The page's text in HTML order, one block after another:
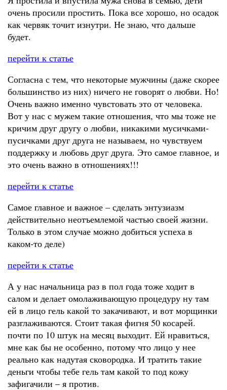
очень просили простить. Пока все хорошо, но осадок
как червяк точит изнутри. Не знаю, что дальше
будет.
перейти к статье
Согласна с тем, что некоторые мужчины (даже скорее
большинство из них) ничего не говорят о любви. Но!
Очень важно именно чувстовать это от человека.
Вот у нас с мужем такие отношения, что мы тоже не
кричим друг другу о любви, никакими мусичками-
пусичками друг друга не называем, но чувствуем
поддержку и любовь друг друга. Это самое главное, и
это очень важно в отношениях!!!
перейти к статье
Самое главное и важное – сделать энтузиазм
действительно неотъемлемой частью своей жизни.
Только в этом случае можно добиться успеха в
каком-то деле)
перейти к статье
А у нас начальница раз в пол года тоже ходит в
салом и делает омолаживающую процедуру ну там
ей в лицо гель какой то закачивают, и вот морщинки
разглаживаются. Стоит такая фигня 50 косарей.
почти по 10 штук на месяц выходит. Ей нравиться,
мне как бы не особенно, потому что лицо у нее
реально как надутая сковородка. И тратить такие
деньги чтобы тебе гель там какой то под кожу
зафигачили – я против.